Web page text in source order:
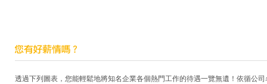
透過下列圖表，您能輕鬆地將知名企業各個熱門工作的待遇一覽無遺！依循公